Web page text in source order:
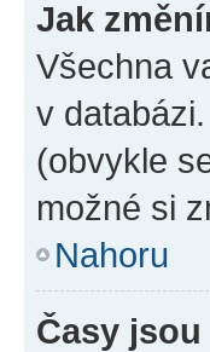
Jak
Všechna
v
(obvykle
možné si
Nahoru
Časy